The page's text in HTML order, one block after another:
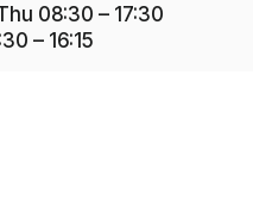
08:30 – 17:30
– 16:15